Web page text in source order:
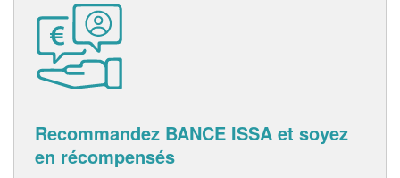
Recommandez BANCE ISSA et soyez
en récompensés